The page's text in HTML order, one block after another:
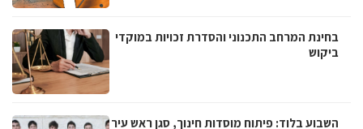
בחינת המרחב התכנוני והסדרת זכויות במוקדי
ביקוש
השבוע בלוד: פיתוח מוסדות חינוך, סגן ראש עיר